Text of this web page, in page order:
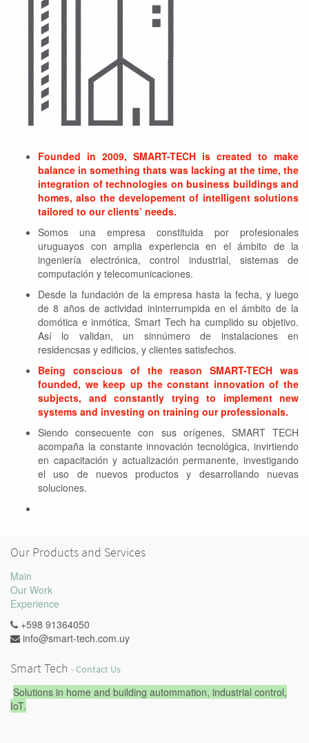
Founded in 2009, SMART-TECH is created to make
balance in something thats was lacking at the time, the
integration of technologies on business buildings and
homes, also the developement of intelligent solutions
tailored to our clients’ needs.
Somos una empresa constituida por profesionales
uruguayos con amplia experiencia en el ámbito de la
ingeniería electrónica, control industrial, sistemas de
computación y telecomunicaciones.
Desde la fundación de la empresa hasta la fecha, y luego
de 8 años de actividad ininterrumpida en el ámbito de la
domótica e inmótica, Smart Tech ha cumplido su objetivo.
Así lo validan, un sinnúmero de instalaciones en
residencsas y edificios, y clientes satisfechos.
Being conscious of the reason SMART-TECH was
founded, we keep up the constant innovation of the
subjects, and constantly trying to implement new
systems and investing on training our professionals.
Siendo consecuente con sus orígenes, SMART TECH
acompaña la constante innovación tecnológica, invirtiendo
en capacitación y actualización permanente, investigando
el uso de nuevos productos y desarrollando nuevas
soluciones.
Our Products and Services
Main
Our Work
Experience
+598 91364050
info@smart-tech.com.uy
Smart Tech -Contact Us
Solutions in home and building autommation, industrial control,
IoT.